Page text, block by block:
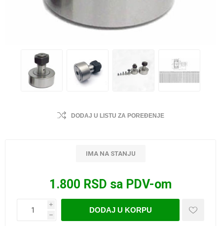
DODAJ U LISTU ZA POREĐENJE
IMA NA STANJU
1.800 RSD sa PDV-om
i
h
DODAJ U KORPU